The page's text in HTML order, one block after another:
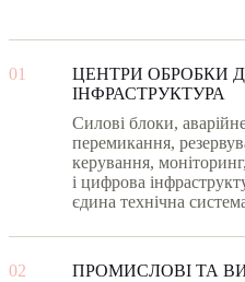
01
ЦЕНТРИ ОБРОБКИ
ІНФРАСТРУКТУРА
Силові блоки,
перемикання,
керування,
і цифрова
єдина технічна
02
ПРОМИСЛОВІ ТА